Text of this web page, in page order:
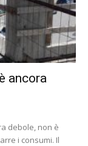
ancora
debole, non è
i consumi. Il